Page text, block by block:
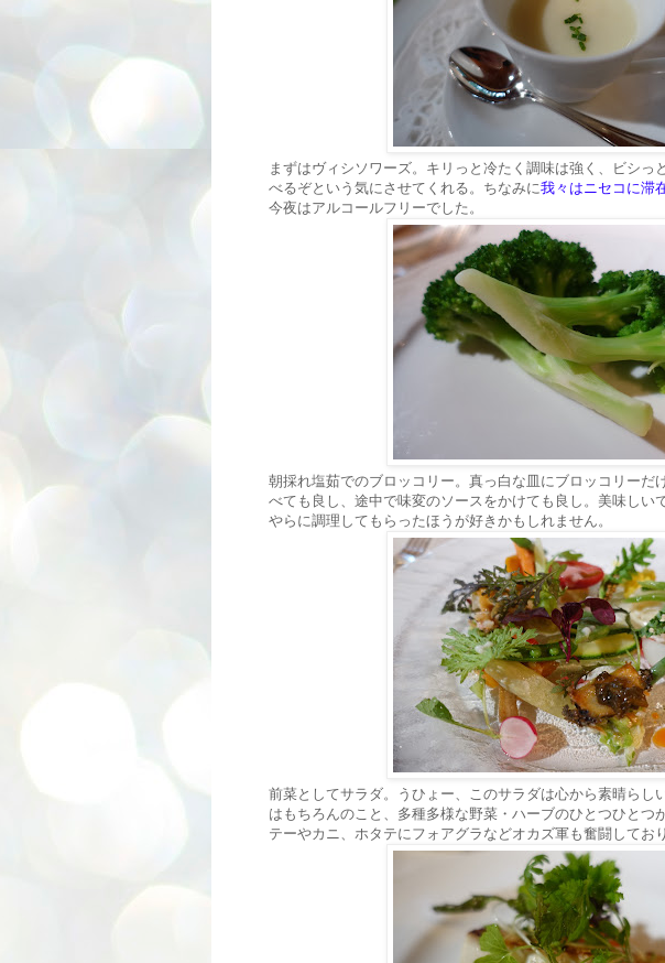
まずはヴィシソワーズ。キリっと冷たく調味は強く、ビシっ
べるぞという気にさせてくれる。ちなみに我々はニセコに滞
今夜はアルコールフリーでした。
朝採れ塩茹でのブロッコリー。真っ白な皿にブロッコリーだ
べても良し、途中で味変のソースをかけても良し。美味しい
やらに調理してもらったほうが好きかもしれません。
前菜としてサラダ。うひょー、このサラダは心から素晴らし
はもちろんのこと、多種多様な野菜・ハーブのひとつひとつ
テーやカニ、ホタテにフォアグラなどオカズ軍も奮闘してお